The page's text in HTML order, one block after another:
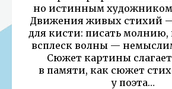
но истинным
Движения живых стихий
для кисти: писать молнию,
всплеск волны —
Сюжет картины
в памяти, как сюжет
у поэта…